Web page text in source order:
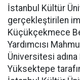
İstanbul Kültür
gerçekleştirilen
Küçükçekmece
Yardımcısı
Üniversitesi
Yüksektepe